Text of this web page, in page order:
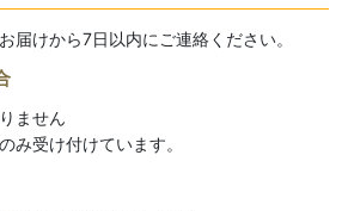
届けから7日以内にご連絡ください。
ません
み受け付けています。